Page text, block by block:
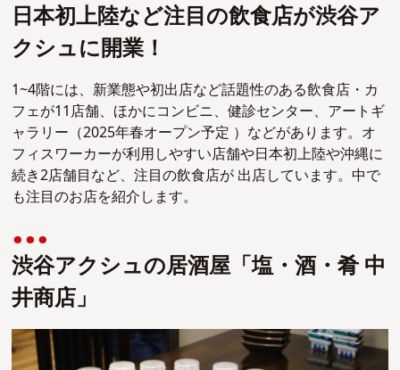
日本初上陸など注目の飲食店が渋谷ア
クシュに開業！
1~4階には、新業態や初出店など話題性のある飲食店・カ
フェが11店舗、ほかにコンビニ、健診センター、アートギ
ャラリー（2025年春オープン予定 ）などがあります。オ
フィスワーカーが利用しやすい店舗や日本初上陸や沖縄に
続き2店舗目など、注目の飲食店が 出店しています。中で
も注目のお店を紹介します。
渋谷アクシュの居酒屋「塩・酒・肴 中
井商店」